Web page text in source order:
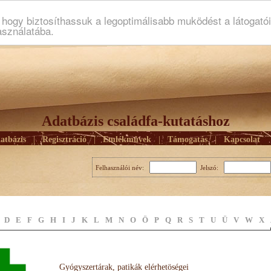
biztosíthassuk a legoptimálisabb muködést a
Adatbázis családfa-kutatáshoz
| Regisztráció | Emlékmûvek | Támogatás | Kapcsolat
Felhasználói név: Jelszó:
D E F G H I J K L M N O Ö P Q R S T U Ü V W X
Gyógyszertárak, patikák elérhetöségei